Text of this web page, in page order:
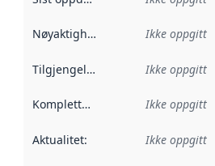
Nøyaktighet Ikke oppgitt
Tilgjengelighet Ikke oppgitt
Kompletthet Ikke oppgitt
Aktualitet: Ikke oppgitt